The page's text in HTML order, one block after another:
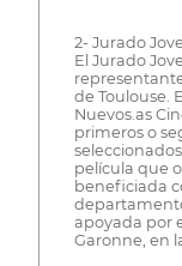
2- Jurado
El Jurado
de Toulouse.
Nuevos.as
primeros o
película que
beneficiada
apoyada por
Garonne, en